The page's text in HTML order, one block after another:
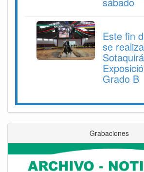
Este fin
se
Grado B
Grabaciones